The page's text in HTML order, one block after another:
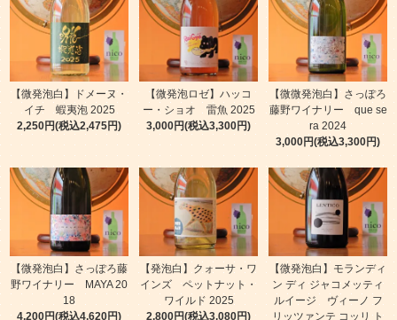
【微発泡白】ドメーヌ・
イチ 蝦夷泡 2025
2,250円(税込2,475円)
【微発泡ロゼ】ハッコ
ー・ショオ 雷魚 2025
3,000円(税込3,300円)
【微微発泡白】さっぽろ
藤野ワイナリー que se
ra 2024
3,000円(税込3,300円)
【微発泡白】さっぽろ藤
野ワイナリー MAYA 20
18
4,200円(税込4,620円)
【発泡白】クォーサ・ワ
インズ ペットナット・
ワイルド 2025
2,800円(税込3,080円)
【微発泡白】モランディ
ン ディ ジャコメッティ
ルイージ ヴィーノ フ
リッツァンテ コッリ ト